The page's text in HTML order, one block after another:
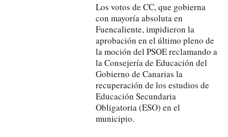
Los votos de CC, que gobierna
con mayoría absoluta en
Fuencaliente, impidieron la
aprobación en el último pleno de
la moción del PSOE reclamando a
la Consejería de Educación del
Gobierno de Canarias la
recuperación de los estudios de
Educación Secundaria
Obligatoria (ESO) en el
municipio.